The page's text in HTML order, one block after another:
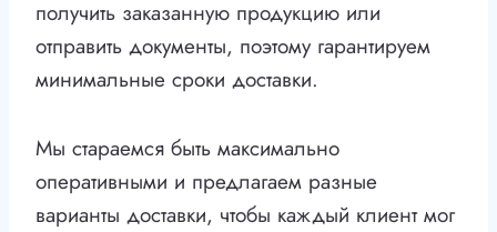
получить заказанную продукцию или
отправить документы, поэтому гарантируем
минимальные сроки доставки.
Мы стараемся быть максимально
оперативными и предлагаем разные
варианты доставки, чтобы каждый клиент мог